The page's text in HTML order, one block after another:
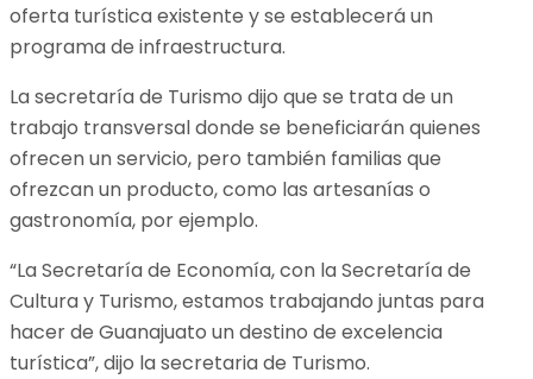
oferta turística existente y se establecerá un
programa de infraestructura.
La secretaría de Turismo dijo que se trata de un
trabajo transversal donde se beneficiarán quienes
ofrecen un servicio, pero también familias que
ofrezcan un producto, como las artesanías o
gastronomía, por ejemplo.
“La Secretaría de Economía, con la Secretaría de
Cultura y Turismo, estamos trabajando juntas para
hacer de Guanajuato un destino de excelencia
turística”, dijo la secretaria de Turismo.